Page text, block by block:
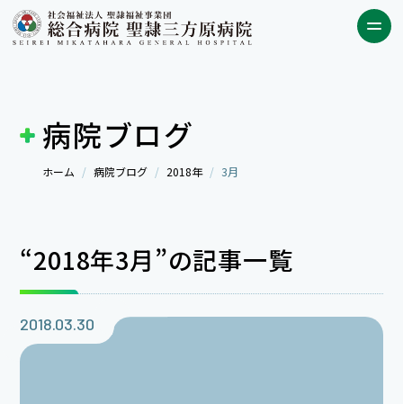
病院ブログ
ホーム 病院ブログ 2018年 3月
“2018年3月”の記事一覧
2018.03.30